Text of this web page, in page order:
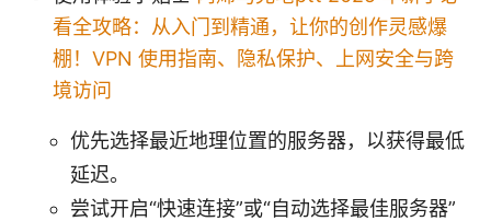
看全攻略：从入门到精通，让你的创作灵感爆
棚！VPN 使用指南、隐私保护、上网安全与跨
境访问
优先选择最近地理位置的服务器，以获得最低
延迟。
尝试开启“快速连接”或“自动选择最佳服务器”